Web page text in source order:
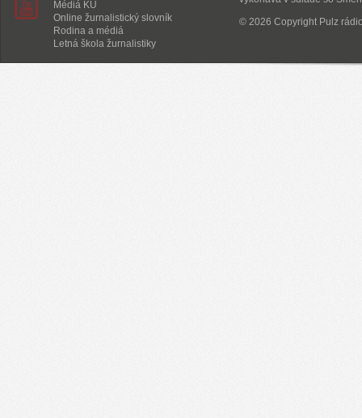
Médiá KU
Online žurnalistický slovník
Rodina a médiá
Letná škola žurnalistiky
© 2026 Copyright Pulz